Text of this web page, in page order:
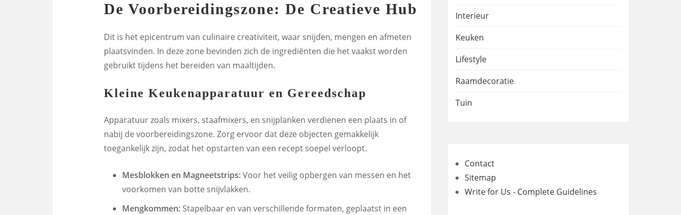
De Voorbereidingszone: De Creatieve Hub
Dit is het epicentrum van culinaire creativiteit, waar snijden, mengen en afmeten
plaatsvinden. In deze zone bevinden zich de ingrediënten die het vaakst worden
gebruikt tijdens het bereiden van maaltijden.
Kleine Keukenapparatuur en Gereedschap
Apparatuur zoals mixers, staafmixers, en snijplanken verdienen een plaats in of
nabij de voorbereidingszone. Zorg ervoor dat deze objecten gemakkelijk
toegankelijk zijn, zodat het opstarten van een recept soepel verloopt.
Mesblokken en Magneetstrips:Voor het veilig opbergen van messen en het
voorkomen van botte snijvlakken.
Mengkommen: Stapelbaar en van verschillende formaten, geplaatst in een
Interieur
Keuken
Lifestyle
Raamdecoratie
Tuin
Contact
Sitemap
Write for Us - Complete Guidelines